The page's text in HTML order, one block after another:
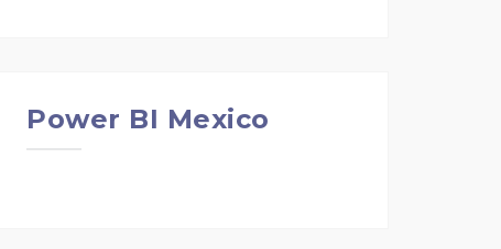
Power BI Mexico